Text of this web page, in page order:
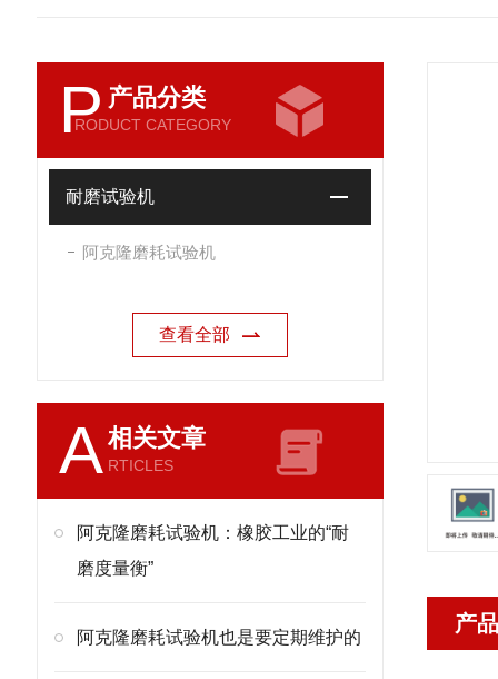
P 产品分类
RODUCT CATEGORY
耐磨试验机
阿克隆磨耗试验机
查看全部
A相关文章
RTICLES
阿克隆磨耗试验机：橡胶工业的“耐
磨度量衡”
阿克隆磨耗试验机也是要定期维护的
产